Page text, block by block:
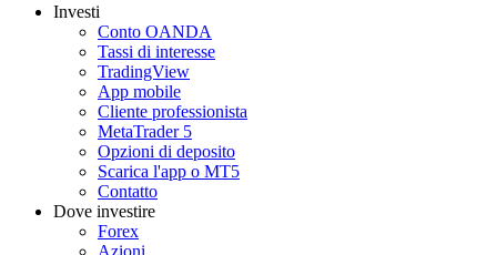
Investi
Conto OANDA
Tassi di interesse
TradingView
App mobile
Cliente professionista
MetaTrader 5
Opzioni di deposito
Scarica l'app o MT5
Contatto
Dove investire
Forex
Azioni